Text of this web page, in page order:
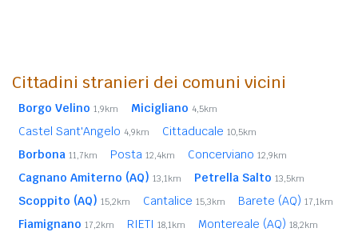
Cittadini stranieri dei comuni vicini
Borgo Velino 1,9km Micigliano 4,5km
Castel Sant'Angelo 4,9km Cittaducale 10,5km
Borbona 11,7km Posta 12,4km Concerviano 12,9km
Cagnano Amiterno (AQ) 13,1km Petrella Salto 13,5km
Scoppito (AQ) 15,2km Cantalice 15,3km Barete (AQ) 17,1km
Fiamignano 17,2km RIETI 18,1km Montereale (AQ) 18,2km